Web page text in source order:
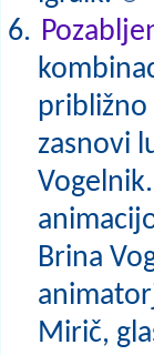
približno
zasnovi
Brina
Mirič,